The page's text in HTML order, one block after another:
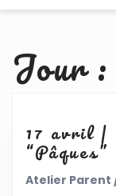
Jour :
17 avril |
“Pâques”
|
Atelier Parent